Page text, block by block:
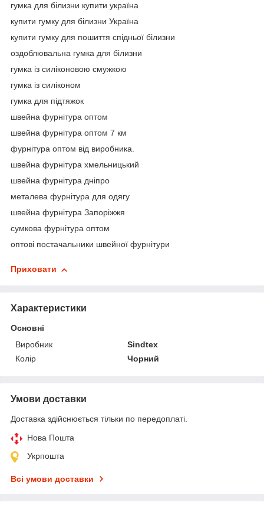
гумка для білизни купити україна
купити гумку для білизни Україна
купити гумку для пошиття спідньої білизни
оздоблювальна гумка для білизни
гумка із силіконовою смужкою
гумка із силіконом
гумка для підтяжок
швейна фурнітура оптом
швейна фурнітура оптом 7 км
фурнітура оптом від виробника.
швейна фурнітура хмельницький
швейна фурнітура дніпро
металева фурнітура для одягу
швейна фурнітура Запоріжжя
сумкова фурнітура оптом
оптові постачальники швейної фурнітури
Приховати
Характеристики
Основні
Виробник
Sindtex
Колір
Чорний
Умови доставки
Доставка здійснюється тільки по передоплаті.
Нова Пошта
Укрпошта
Всі умови доставки